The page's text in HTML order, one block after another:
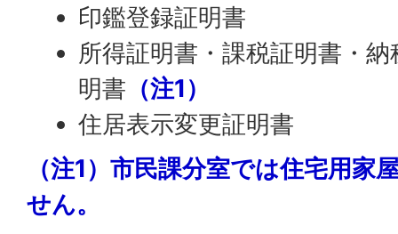
印鑑登録証明書
所得証明書・課税証明書・
明書 （注1）
住居表示変更証明書
（注1）市民課分室では住宅用家
せん。